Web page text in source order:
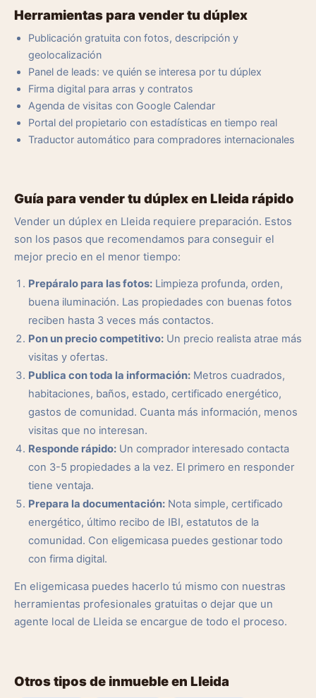
Herramientas para vender tu dúplex
Publicación gratuita con fotos, descripción y
geolocalización
Panel de leads: ve quién se interesa por tu dúplex
Firma digital para arras y contratos
Agenda de visitas con Google Calendar
Portal del propietario con estadísticas en tiempo real
Traductor automático para compradores internacionales
Guía para vender tu dúplex en Lleida rápido
Vender un dúplex en Lleida requiere preparación. Estos
son los pasos que recomendamos para conseguir el
mejor precio en el menor tiempo:
Prepáralo para las fotos: Limpieza profunda, orden,
buena iluminación. Las propiedades con buenas fotos
reciben hasta 3 veces más contactos.
Pon un precio competitivo: Un precio realista atrae más
visitas y ofertas.
Publica con toda la información: Metros cuadrados,
habitaciones, baños, estado, certificado energético,
gastos de comunidad. Cuanta más información, menos
visitas que no interesan.
Responde rápido: Un comprador interesado contacta
con 3-5 propiedades a la vez. El primero en responder
tiene ventaja.
Prepara la documentación: Nota simple, certificado
energético, último recibo de IBI, estatutos de la
comunidad. Con eligemicasa puedes gestionar todo
con firma digital.
En eligemicasa puedes hacerlo tú mismo con nuestras
herramientas profesionales gratuitas o dejar que un
agente local de Lleida se encargue de todo el proceso.
Otros tipos de inmueble en Lleida